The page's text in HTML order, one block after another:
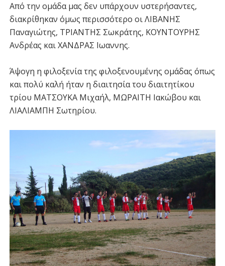
Από την ομάδα μας δεν υπάρχουν υστερήσαντες,
διακρίθηκαν όμως περισσότερο οι ΛΙΒΑΝΗΣ
Παναγιώτης, ΤΡΙΑΝΤΗΣ Σωκράτης, ΚΟΥΝΤΟΥΡΗΣ
Ανδρέας και ΧΑΝΔΡΑΣ Ιωαννης.
Άψογη η φιλοξενία της φιλοξενουμένης ομάδας όπως
και πολύ καλή ήταν η διαιτησία του διαιτητίκου
τρίου ΜΑΤΣΟΥΚΑ Μιχαήλ, ΜΩΡΑΙΤΗ Ιακώβου και
ΛΙΑΛΙΑΜΠΗ Σωτηρίου.